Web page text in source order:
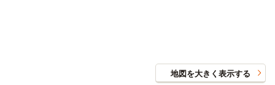
地図を大きく表示する